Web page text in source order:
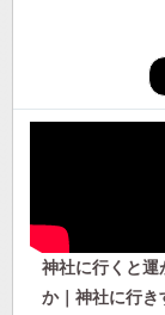
神社に行くと運
か｜神社に行き